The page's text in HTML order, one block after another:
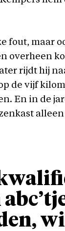
fout, maar
overheen
rijdt hij
de vijf
En in de